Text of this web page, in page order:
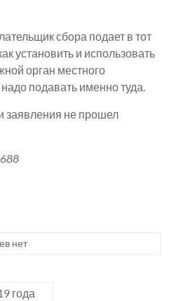
сбора подает в тот
установить и использовать
орган местного
подавать именно туда.
заявления не прошел
нет
года